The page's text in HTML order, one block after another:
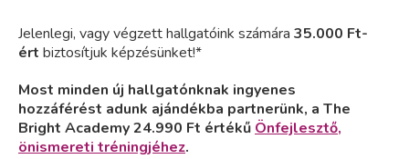
Jelenlegi, vagy végzett hallgatóink számára 35.000 Ft-
ért biztosítjuk képzésünket!*
Most minden új hallgatónknak ingyenes
hozzáférést adunk ajándékba partnerünk, a The
Bright Academy 24.990 Ft értékű Önfejlesztő,
önismereti tréningjéhez.